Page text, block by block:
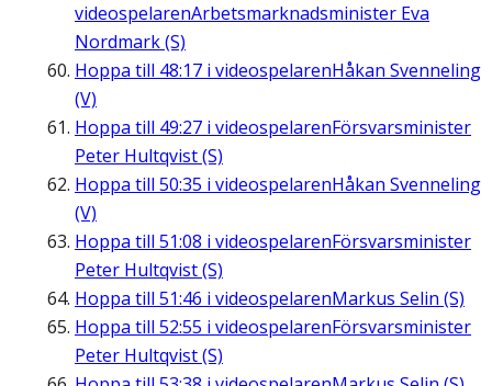
videospelarenArbetsmarknadsminister Eva
Nordmark (S)
Hoppa till 48:17 i videospelarenHåkan Svenneling
(V)
Hoppa till 49:27 i videospelarenFörsvarsminister
Peter Hultqvist (S)
Hoppa till 50:35 i videospelarenHåkan Svenneling
(V)
Hoppa till 51:08 i videospelarenFörsvarsminister
Peter Hultqvist (S)
Hoppa till 51:46 i videospelarenMarkus Selin (S)
Hoppa till 52:55 i videospelarenFörsvarsminister
Peter Hultqvist (S)